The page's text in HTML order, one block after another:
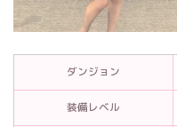
ダンジョン
装備レベル